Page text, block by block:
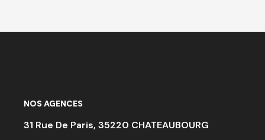
NOS AGENCES
31 Rue De Paris, 35220 CHATEAUBOURG